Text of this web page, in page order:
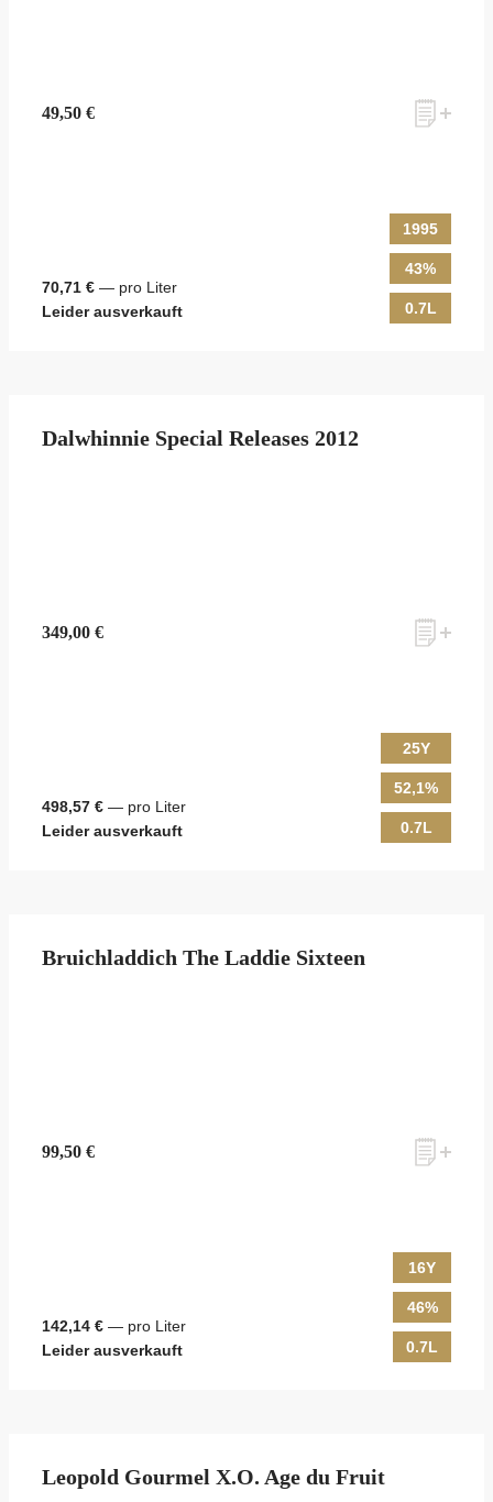
49,50 €
70,71 € — pro Liter
Leider ausverkauft
1995
43%
0.7L
Dalwhinnie Special Releases 2012
349,00 €
498,57 € — pro Liter
Leider ausverkauft
25Y
52,1%
0.7L
Bruichladdich The Laddie Sixteen
99,50 €
142,14 € — pro Liter
Leider ausverkauft
16Y
46%
0.7L
Leopold Gourmel X.O. Age du Fruit